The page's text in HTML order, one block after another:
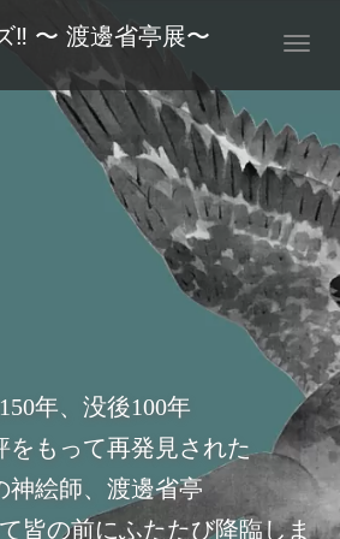
T
g
l
e
n
a
v
i
g
a
t
i
o
n
‼︎ 〜 渡邊省亭展〜
年、没後100年
をもって再発見された
神絵師、渡邊省亭
皆の前にふたたび降臨しま